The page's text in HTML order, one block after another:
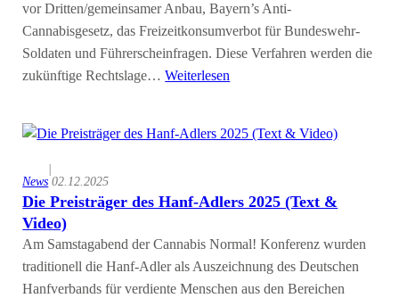
vor Dritten/gemeinsamer Anbau, Bayern’s Anti-
Cannabisgesetz, das Freizeitkonsumverbot für Bundeswehr-
Soldaten und Führerscheinfragen. Diese Verfahren werden die
zukünftige Rechtslage…Weiterlesen
News
|
02.12.2025
Die Preisträger des Hanf-Adlers 2025 (Text &
Video)
Am Samstagabend der Cannabis Normal! Konferenz wurden
traditionell die Hanf-Adler als Auszeichnung des Deutschen
Hanfverbands für verdiente Menschen aus den Bereichen